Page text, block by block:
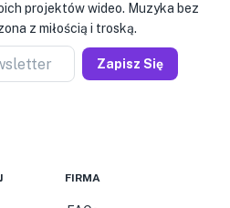
projektów wideo. Muzyka bez
z miłością i troską.
Zapisz Się
FIRMA